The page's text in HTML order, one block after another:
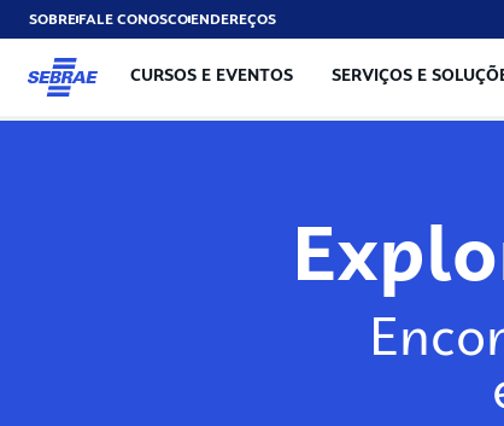
SOBREFALE CONOSCOENDEREÇOS
CURSOS E EVENTOS SERVIÇOS E